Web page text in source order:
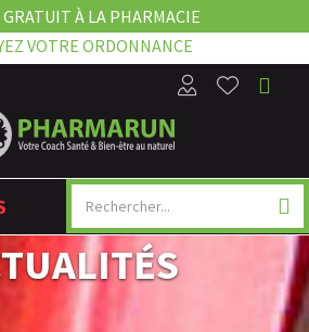
À LA PHARMACIE
VOTRE ORDONNANCE